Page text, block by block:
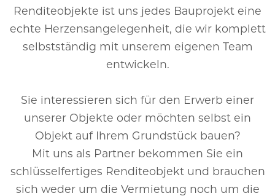
Renditeobjekte ist uns jedes Bauprojekt eine
echte Herzensangelegenheit, die wir komplett
selbstständig mit unserem eigenen Team
entwickeln.
Sie interessieren sich für den Erwerb einer
unserer Objekte oder möchten selbst ein
Objekt auf Ihrem Grundstück bauen?
Mit uns als Partner bekommen Sie ein
schlüsselfertiges Renditeobjekt und brauchen
sich weder um die Vermietung noch um die